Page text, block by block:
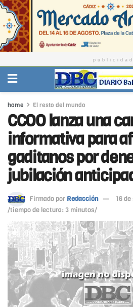
publicidad
home El resto del mundo
CCOO lanza una
informativa para
gaditanos por
jubilación
Firmado por Redacción
16
/tiempo de lectura: 3 minutos/